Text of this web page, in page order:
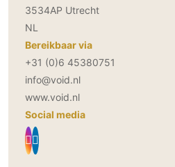
3534AP Utrecht
NL
Bereikbaar via
+31 (0)6 45380751
info@void.nl
www.void.nl
Social media